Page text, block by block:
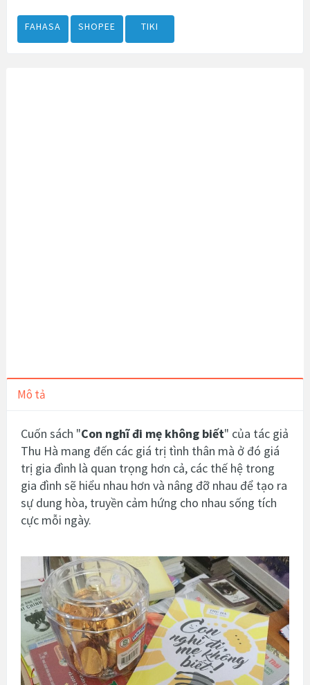
FAHASA SHOPEE TIKI
Mô tả
Cuốn sách "Con nghĩ đi mẹ không biết" của tác giả
Thu Hà mang đến các giá trị tình thân mà ở đó giá
trị gia đình là quan trọng hơn cả, các thế hệ trong
gia đình sẽ hiểu nhau hơn và nâng đỡ nhau để tạo ra
sự dung hòa, truyền cảm hứng cho nhau sống tích
cực mỗi ngày.